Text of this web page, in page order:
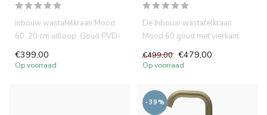
inbouw wastafelkraan Mood
60. 20 cm uitloop. Goud PVD-
€399,00
Op voorraad
De Inbouw wastafelkraan
Mood 60 goud met vierkant
volledi...
€499,00 €479,00
Op voorraad
-39%